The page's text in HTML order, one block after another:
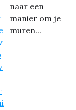
naar een
manier om je
muren...